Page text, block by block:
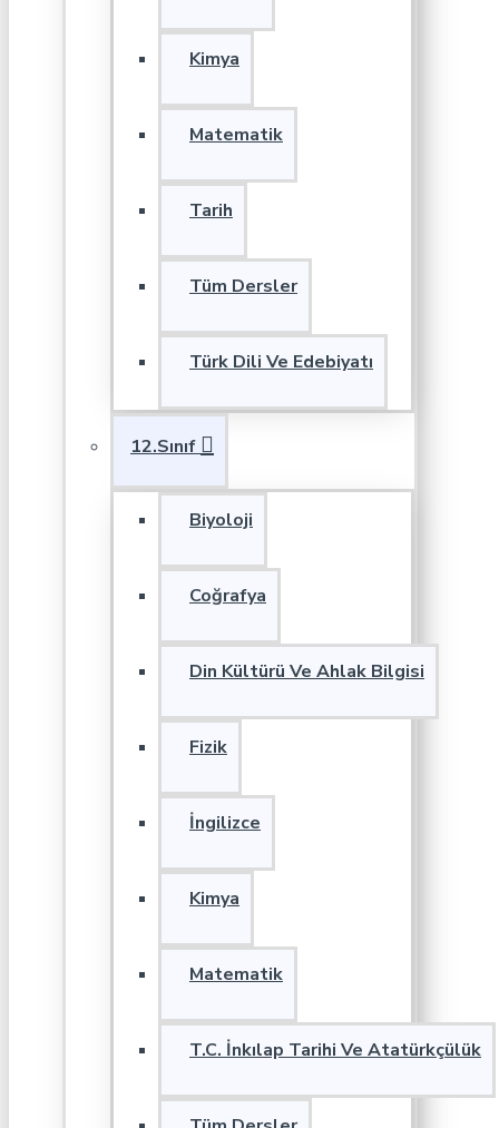
Kimya
Matematik
Tarih
Tüm Dersler
Türk Dili Ve Edebiyatı
12.Sınıf
Biyoloji
Coğrafya
Din Kültürü Ve Ahlak Bilgisi
Fizik
İngilizce
Kimya
Matematik
T.C. İnkılap Tarihi Ve Atatürkçülük